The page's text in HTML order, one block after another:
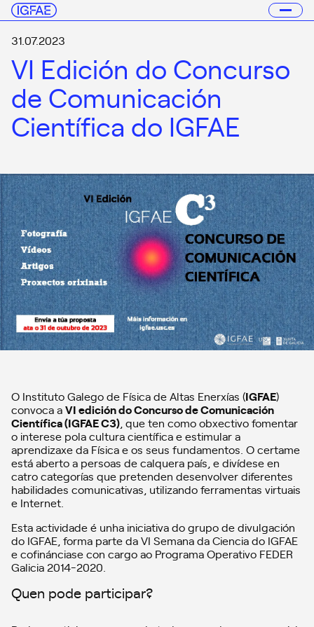
31.07.2023
VI Edición do Concurso
de Comunicación
Científica do IGFAE
O Instituto Galego de Física de Altas Enerxías (IGFAE)
convoca aVI edición do Concurso de Comunicación
Científica (IGFAE C3) , que ten como obxectivo fomentar
o interese pola cultura científica e estimular a
aprendizaxe da Física e os seus fundamentos. O certame
está aberto a persoas de calquera país, e divídese en
catro categorías que pretenden desenvolver diferentes
habilidades comunicativas, utilizando ferramentas virtuais
e Internet.
Esta actividade é unha iniciativa do grupo de divulgación
do IGFAE, forma parte da VI Semana da Ciencia do IGFAE
e cofinánciase con cargo ao Programa Operativo FEDER
Galicia 2014-2020.
Quen pode participar?